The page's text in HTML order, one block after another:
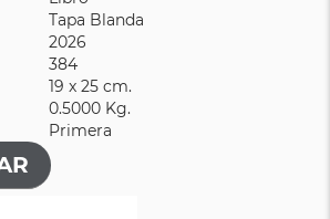
Tapa Blanda
2026
384
19 x 25 cm.
0.5000 Kg.
Primera